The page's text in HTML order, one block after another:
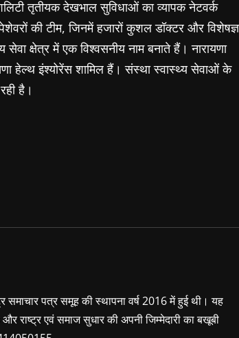
तृतीयक देखभाल सुविधाओं का व्यापक नेटवर्क
की टीम, जिनमें हजारों कुशल डॉक्टर और विशेषज्ञ
क्षेत्र में एक विश्वसनीय नाम बनाते हैं। नारायणा
हेल्थ इंश्योरेंस शामिल हैं। संस्था स्वास्थ्य सेवाओं के
है।
समाचार पत्र समूह की स्थापना वर्ष 2016 में हुई थी। यह
राष्ट्र एवं समाज सुधार की अपनी जिम्मेदारी का बखूबी